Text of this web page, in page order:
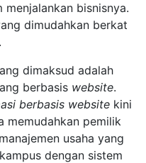
bisnisnya.
dimudahkan berkat
dimaksud adalah
berbasis website.
berbasis website kini
memudahkan pemilik
usaha yang
dengan sistem